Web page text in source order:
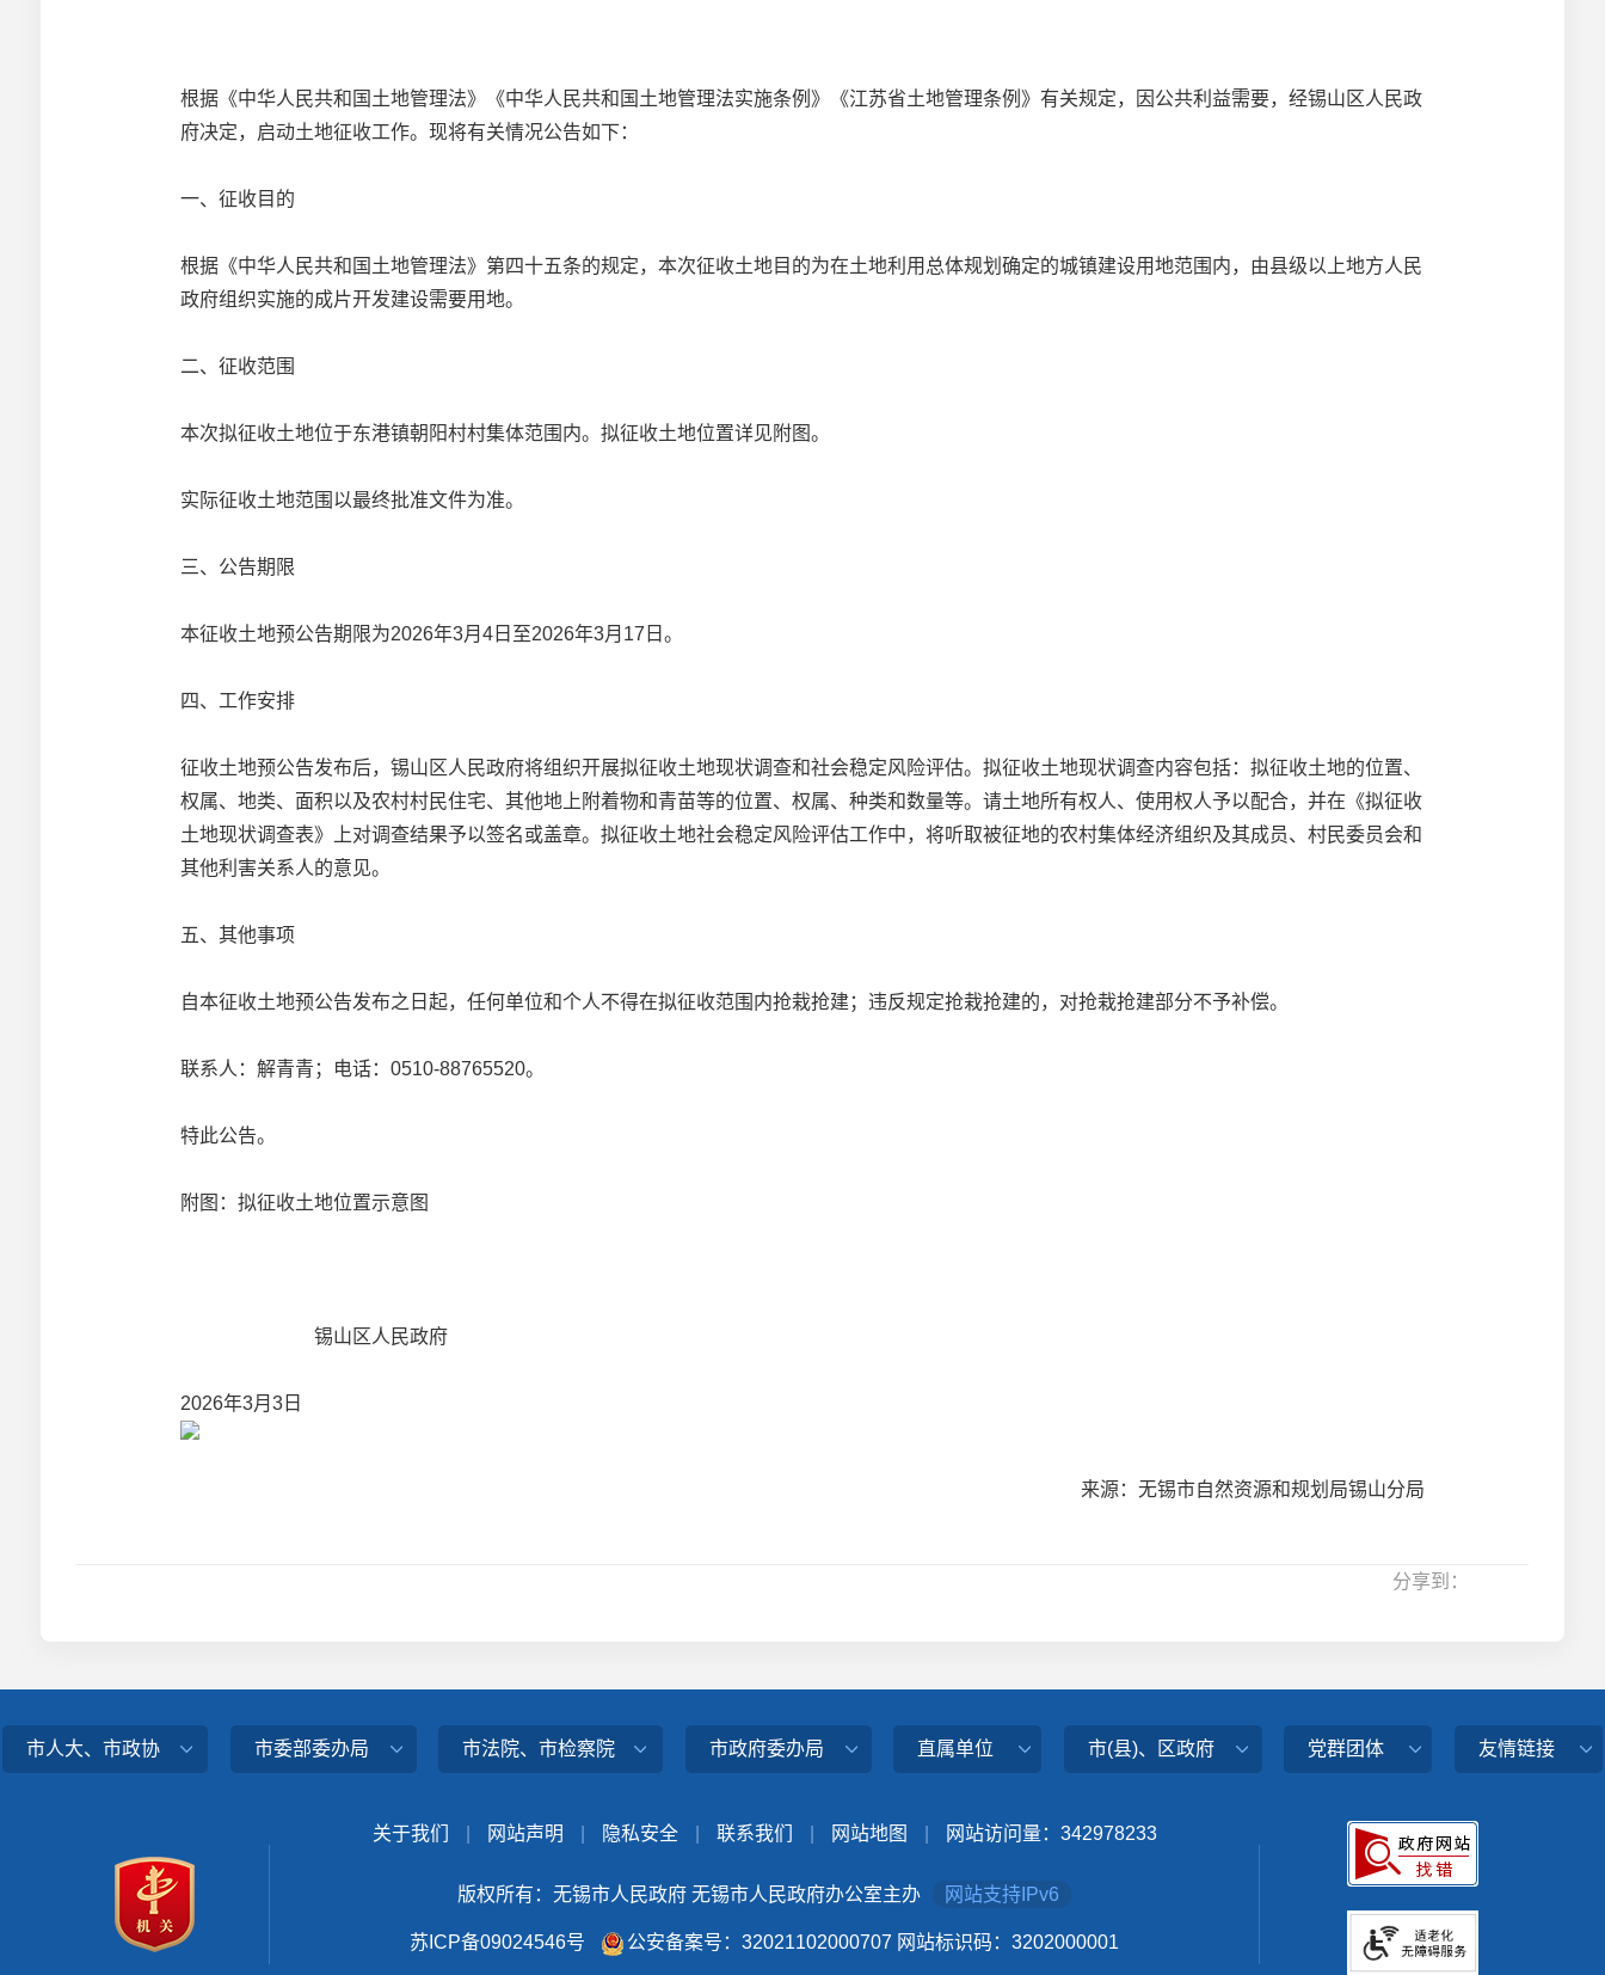
根据《中华人民共和国土地管理法》《中华人民共和国土地管理法实施条例》《江苏省土地管理条例》有关规定，因公共利益需要，经锡山区人民政
府决定，启动土地征收工作。现将有关情况公告如下：
一、征收目的
根据《中华人民共和国土地管理法》第四十五条的规定，本次征收土地目的为在土地利用总体规划确定的城镇建设用地范围内，由县级以上地方人民
政府组织实施的成片开发建设需要用地。
二、征收范围
本次拟征收土地位于东港镇朝阳村村集体范围内。拟征收土地位置详见附图。
实际征收土地范围以最终批准文件为准。
三、公告期限
本征收土地预公告期限为2026年3月4日至2026年3月17日。
四、工作安排
征收土地预公告发布后，锡山区人民政府将组织开展拟征收土地现状调查和社会稳定风险评估。拟征收土地现状调查内容包括：拟征收土地的位置、
权属、地类、面积以及农村村民住宅、其他地上附着物和青苗等的位置、权属、种类和数量等。请土地所有权人、使用权人予以配合，并在《拟征收
土地现状调查表》上对调查结果予以签名或盖章。拟征收土地社会稳定风险评估工作中，将听取被征地的农村集体经济组织及其成员、村民委员会和
其他利害关系人的意见。
五、其他事项
自本征收土地预公告发布之日起，任何单位和个人不得在拟征收范围内抢栽抢建；违反规定抢栽抢建的，对抢栽抢建部分不予补偿。
联系人：解青青；电话：0510-88765520。
特此公告。
附图：拟征收土地位置示意图
锡山区人民政府
2026年3月3日
来源：无锡市自然资源和规划局锡山分局
分享到：
市人大、市政协 市委部委办局 市法院、市检察院 市政府委办局 直属单位 市(县)、区政府 党群团体 友情链接
关于我们 网站声明 隐私安全 联系我们 网站地图 网站访问量： 342978233
版权所有：无锡市人民政府 无锡市人民政府办公室主办 网站支持IPv6
苏ICP备09024546号 公安备案号：32021102000707 网站标识码：3202000001